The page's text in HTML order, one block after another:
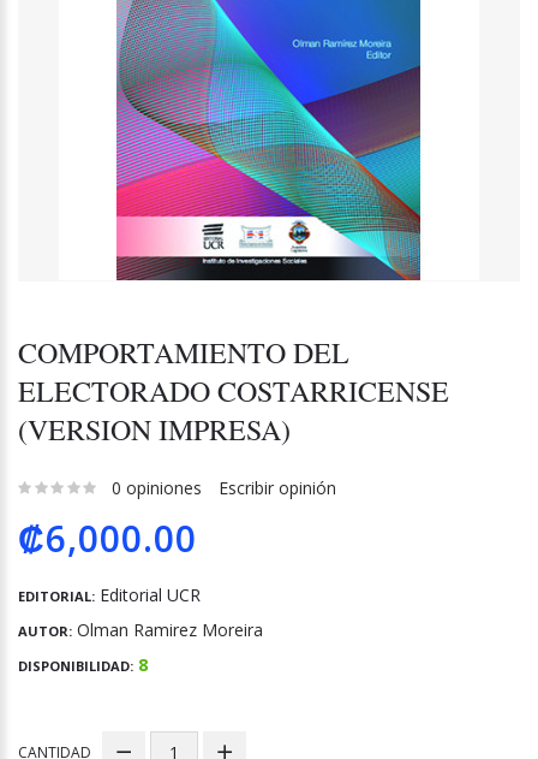
COMPORTAMIENTO DEL
ELECTORADO COSTARRICENSE
(VERSION IMPRESA)
0 opiniones Escribir opinión
₡6,000.00
EDITORIAL: Editorial UCR
AUTOR: Olman Ramirez Moreira
DISPONIBILIDAD: 8
CANTIDAD